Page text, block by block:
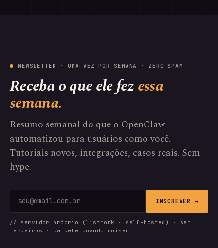
NEWSLETTER · UMA VEZ POR SEMANA · ZERO SPAM
Receba o que ele fezessa
semana.
Resumo semanal do que o OpenClaw
automatizou para usuários como você.
Tutoriais novos, integrações, casos reais. Sem
hype.
INSCREVER →
// servidor próprio (listmonk · self-hosted) · sem
terceiros · cancele quando quiser